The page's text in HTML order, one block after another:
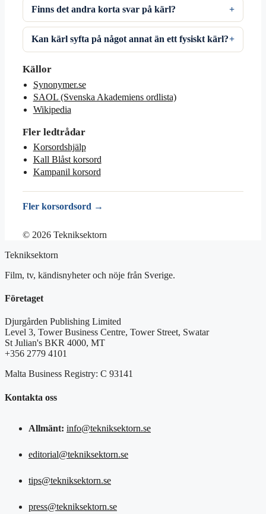
Finns det andra korta svar på kärl?
Kan kärl syfta på något annat än ett fysiskt kärl?
Källor
Synonymer.se
SAOL (Svenska Akademiens ordlista)
Wikipedia
Fler ledtrådar
Korsordshjälp
Kall Blåst korsord
Kampanil korsord
Fler korsordsord →
© 2026 Tekniksektorn
Tekniksektorn
Film, tv, kändisnyheter och nöje från Sverige.
Företaget
Djurgården Publishing Limited
Level 3, Tower Business Centre, Tower Street, Swatar
St Julian's BKR 4000, MT
+356 2779 4101
Malta Business Registry: C 93141
Kontakta oss
Allmänt: info@tekniksektorn.se
editorial@tekniksektorn.se
tips@tekniksektorn.se
press@tekniksektorn.se